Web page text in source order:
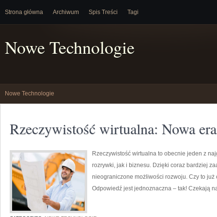
Strona główna Archiwum Spis Treści Tagi
Nowe Technologie
Nowe Technologie
Rzeczywistość wirtualna: Nowa
Rzeczywistość wirtualna to obecnie jeden z
rozrywki, jak i biznesu. Dzięki coraz bardziej
nieograniczone możliwości rozwoju. Czy to już
Odpowiedź jest jednoznaczna – tak! Czekają